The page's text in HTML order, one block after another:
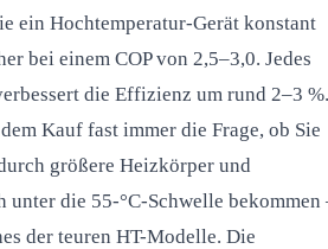
ein Hochtemperatur-Gerät konstant
bei einem COP von 2,5–3,0. Jedes
die Effizienz um rund 2–3 %.
Kauf fast immer die Frage, ob Sie
größere Heizkörper und
die 55-°C-Schwelle bekommen
der teuren HT-Modelle. Die